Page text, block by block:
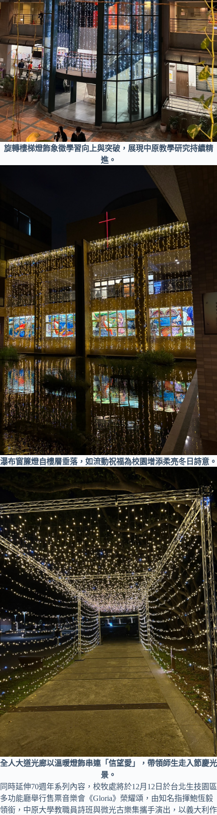
旋轉樓梯燈飾象徵學習向上與突破，展現中原教學研究持續精
進。
瀑布窗簾燈自樓層垂落，如流動祝福為校園增添柔亮冬日詩意。
全人大道光廊以溫暖燈飾串連「信望愛」，帶領師生走入節慶光
景。
同時延伸70週年系列內容，校牧處將於12月12日於台北生技園區
多功能廳舉行售票音樂會《Gloria》榮耀頌，由知名指揮鮑恆毅
領銜，中原大學教職員詩班與微光古樂集攜手演出，以義大利作